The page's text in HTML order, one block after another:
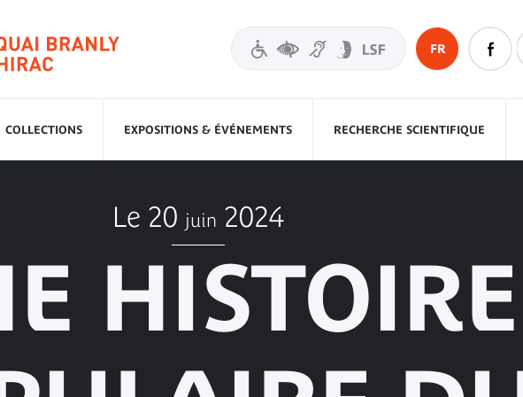
FR
COLLECTIONS EXPOSITIONS & ÉVÉNEMENTS RECHERCHE SCIENTIFIQUE
Le 20 juin 2024
HISTOIRE